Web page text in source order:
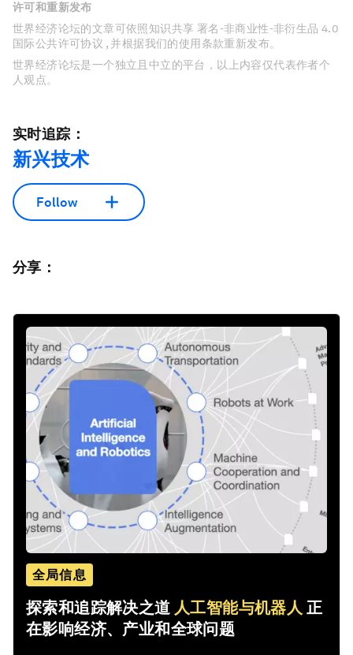
许可和重新发布
世界经济论坛的文章可依照知识共享 署名-非商业性-非衍生品 4.0
国际公共许可协议 , 并根据我们的使用条款重新发布。
世界经济论坛是一个独立且中立的平台，以上内容仅代表作者个
人观点。
实时追踪：
新兴技术
Follow
分享：
全局信息
探索和追踪解决之道 人工智能与机器人 正
在影响经济、产业和全球问题